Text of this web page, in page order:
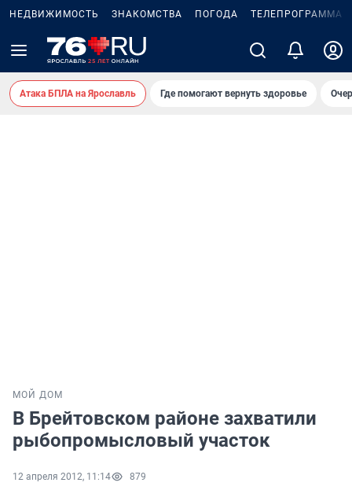
НЕДВИЖИМОСТЬ ЗНАКОМСТВА ПОГОДА ТЕЛЕПРОГРАММА
Атака БПЛА на Ярославль Где помогают вернуть здоровье
МОЙ ДОМ
В Брейтовском районе захватили
рыбопромысловый участок
12 апреля 2012, 11:14 879